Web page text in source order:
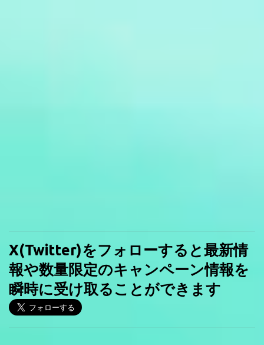
X(Twitter)をフォローすると最新情
報や数量限定のキャンペーン情報を
瞬時に受け取ることができます